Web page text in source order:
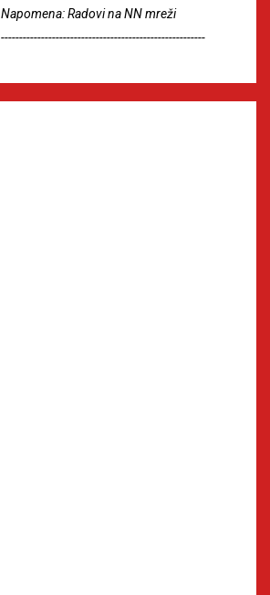
Napomena: Radovi na NN mreži
--------------------------------------------------------